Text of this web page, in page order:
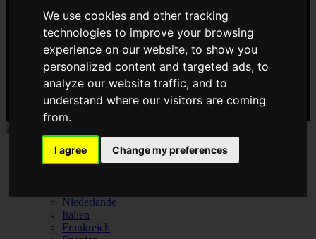
Ergebnisse zu messen, um zu verstehen,
woher unsere Besucher kommen oder um
unsere Website weiter zu entwickeln.
Alle akzeptieren Einstellungen ändern
We use cookies and other tracking
technologies to improve your browsing
experience on our website, to show you
personalized content and targeted ads, to
analyze our website traffic, and to
understand where our visitors are coming
from.
I agree Change my preferences
Niederlande
Italien
Frankreich